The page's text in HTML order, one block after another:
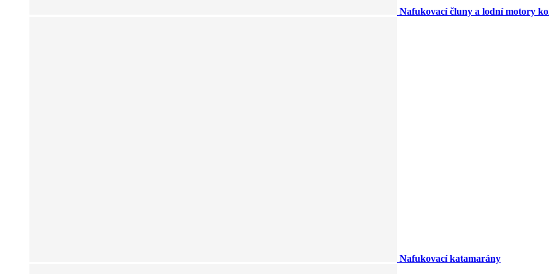
Nafukovací čluny a lodní motory
Nafukovací katamarány